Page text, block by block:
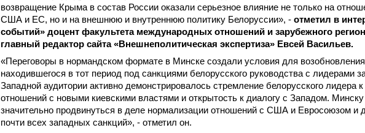
возвращение Крыма в состав России оказали серьезное влияние не только на
США и ЕС, но и на внешнюю и внутреннюю политику Белоруссии», - отметил в
событий» доцент факультета международных отношений и зарубежного
главный редактор сайта «Внешнеполитическая экспертиза» Евсей Васильев.
«Переговоры в нормандском формате в Минске создали условия для возобновления
находившегося в тот период под санкциями белорусского руководства с лидерами
Западной аудитории активно демонстрировалось стремление белорусского лидера
отношений с новыми киевскими властями и открытость к диалогу с Западом.
значительно продвинуться в деле нормализации отношений с США и Евросоюзом и
почти всех западных санкций», - отметил он.